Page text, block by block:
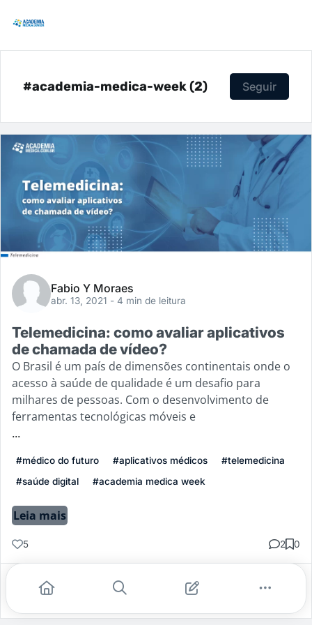
#academia-medica-week (2) Seguir
Fabio Y Moraes
abr. 13, 2021 - 4 min de leitura
Telemedicina: como avaliar aplicativos
de chamada de vídeo?
O Brasil é um país de dimensões continentais onde o
acesso à saúde de qualidade é um desafio para
milhares de pessoas. Com o desenvolvimento de
ferramentas tecnológicas móveis e
...
#médico do futuro #aplicativos médicos
#telemedicina
#saúde digital
#academia medica week
Leia mais
5 2 0
Gostei Comentar Salvar